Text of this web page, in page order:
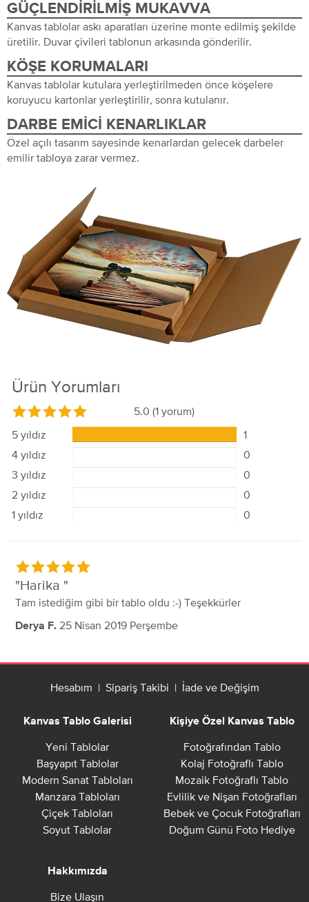
GÜÇLENDIRILMIŞ MUKAVVA
Kanvas tablolar askı aparatları üzerine monte edilmiş şekilde
üretilir. Duvar çivileri tablonun arkasında gönderilir.
KÖŞE KORUMALARI
Kanvas tablolar kutulara yerleştirilmeden önce köşelere
koruyucu kartonlar yerleştirilir, sonra kutulanır.
DARBE EMICI KENARLIKLAR
Özel açılı tasarım sayesinde kenarlardan gelecek darbeler
emilir tabloya zarar vermez.
Ürün Yorumları
5.0 (1 yorum)
5 yıldız
1
4 yıldız
0
3 yıldız
0
2 yıldız
0
1 yıldız
0
Harika
Tam istediğim gibi bir tablo oldu :-) Teşekkürler
Derya F. 25 Nisan 2019 Perşembe
Hesabım | Sipariş Takibi | İade ve Değişim
Kanvas Tablo Galerisi
Yeni Tablolar
Başyapıt Tablolar
Modern Sanat Tabloları
Manzara Tabloları
Çiçek Tabloları
Soyut Tablolar
Kişiye Özel Kanvas Tablo
Fotoğrafından Tablo
Kolaj Fotoğraflı Tablo
Mozaik Fotoğraflı Tablo
Evlilik ve Nişan Fotoğrafları
Bebek ve Çocuk Fotoğrafları
Doğum Günü Foto Hediye
Hakkımızda
Bize Ulaşın